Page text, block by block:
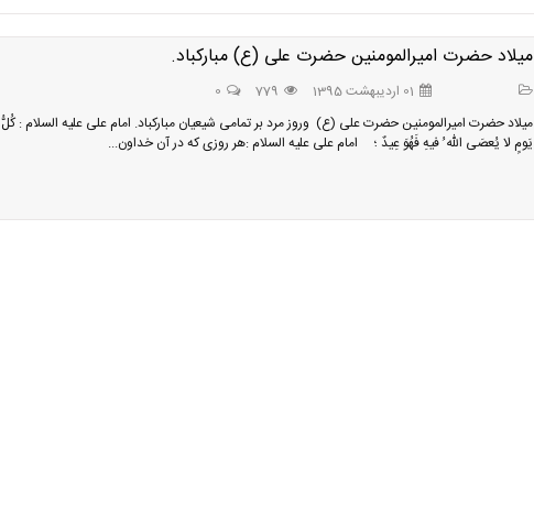
میلاد حضرت امیرالمومنین حضرت علی (ع) مبارکباد.
01 اردیبهشت 1395 779
0
میلاد حضرت امیرالمومنین حضرت علی (ع) وروز مرد بر تمامی شیعیان مبارکباد. امام على عليه السلام : كُلُّ
يَومٍ لا يُعصَى اللّه ُ فيهِ فَهُوَ عِيدٌ ؛ امام على عليه السلام :هر روزى كه در آن خداون...